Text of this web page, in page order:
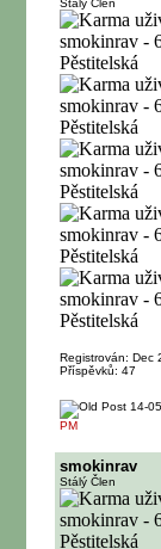
Stálý Člen
Registrován: Dec
Příspěvků: 47
14-
PM
smokinrav
Stálý Člen